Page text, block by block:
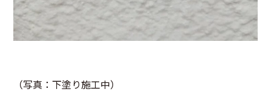
（写真：下塗り施工中）